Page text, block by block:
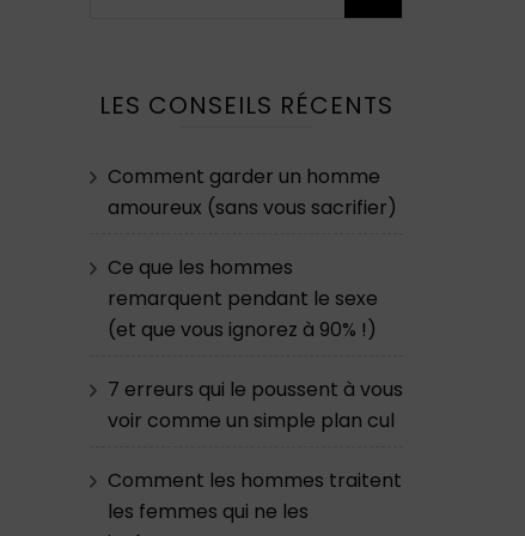
LES CONSEILS RÉCENTS
Comment garder un homme
amoureux (sans vous sacrifier)
Ce que les hommes
remarquent pendant le sexe
(et que vous ignorez à 90% !)
7 erreurs qui le poussent à vous
voir comme un simple plan cul
Comment les hommes traitent
les femmes qui ne les